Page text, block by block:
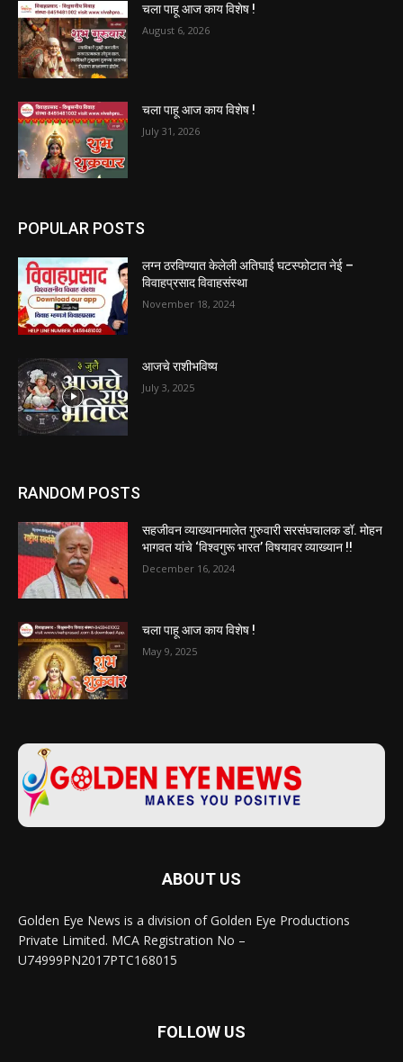
चला पाहू आज काय विशेष !
August 6, 2026
चला पाहू आज काय विशेष !
July 31, 2026
POPULAR POSTS
लग्न ठरविण्यात केलेली अतिघाई घटस्फोटात नेई –
विवाहप्रसाद विवाहसंस्था
November 18, 2024
आजचे राशीभविष्य
July 3, 2025
RANDOM POSTS
सहजीवन व्याख्यानमालेत गुरुवारी सरसंघचालक डॉ. मोहन
भागवत यांचे ‌‘विश्वगुरू भारत‌’ विषयावर व्याख्यान !!
December 16, 2024
चला पाहू आज काय विशेष !
May 9, 2025
ABOUT US
Golden Eye News is a division of Golden Eye Productions
Private Limited. MCA Registration No –
U74999PN2017PTC168015
FOLLOW US